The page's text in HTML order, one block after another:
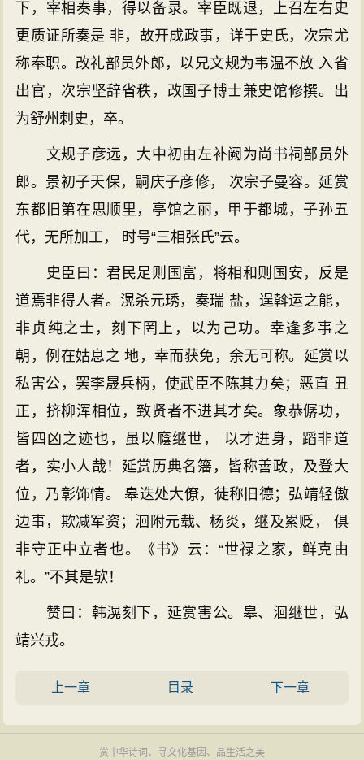
下，宰相奏事，得以备录。宰臣既退，上召左右史
更质证所奏是 非，故开成政事，详于史氏，次宗尤
称奉职。改礼部员外郎，以兄文规为韦温不放 入省
出官，次宗坚辞省秩，改国子博士兼史馆修撰。出
为舒州刺史，卒。
文规子彦远，大中初由左补阙为尚书祠部员外
郎。景初子天保，嗣庆子彦修， 次宗子曼容。延赏
东都旧第在思顺里，亭馆之丽，甲于都城，子孙五
代，无所加工， 时号“三相张氏”云。
史臣曰：君民足则国富，将相和则国安，反是
道焉非得人者。滉杀元琇，奏瑞 盐，逞斡运之能，
非贞纯之士，刻下罔上，以为己功。幸逢多事之
朝，例在姑息之 地，幸而获免，余无可称。延赏以
私害公，罢李晟兵柄，使武臣不陈其力矣；恶直 丑
正，挤柳浑相位，致贤者不进其才矣。象恭僝功，
皆四凶之迹也，虽以廕继世， 以才进身，蹈非道
者，实小人哉！延赏历典名籓，皆称善政，及登大
位，乃彰饰情。 皋迭处大僚，徒称旧德；弘靖轻傲
边事，欺减军资；洄附元载、杨炎，继及累贬， 俱
非守正中立者也。《书》云：“世禄之家，鲜克由
礼。”不其是欤！
赞曰：韩滉刻下，延赏害公。皋、洄继世，弘
靖兴戎。
上一章 目录 下一章
赏中华诗词、寻文化基因、品生活之美